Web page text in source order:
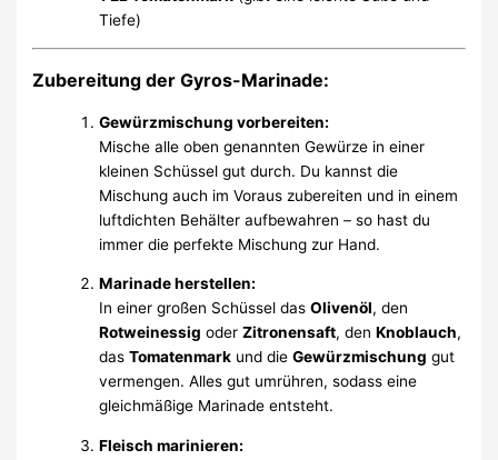
Tiefe)
Zubereitung der Gyros-Marinade:
Gewürzmischung vorbereiten:
Mische alle oben genannten Gewürze in einer
kleinen Schüssel gut durch. Du kannst die
Mischung auch im Voraus zubereiten und in einem
luftdichten Behälter aufbewahren – so hast du
immer die perfekte Mischung zur Hand.
Marinade herstellen:
In einer großen Schüssel dasOlivenöl, den
Rotweinessig oderZitronensaft, denKnoblauch,
dasTomatenmark und dieGewürzmischung gut
vermengen. Alles gut umrühren, sodass eine
gleichmäßige Marinade entsteht.
Fleisch marinieren: